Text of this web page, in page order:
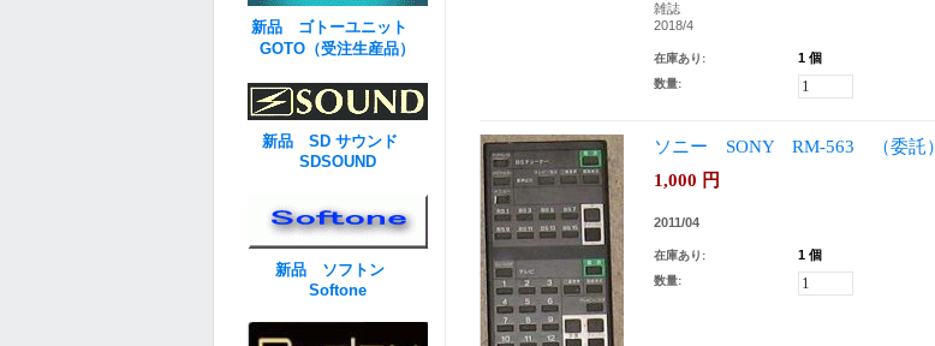
雑誌
2018/4
在庫あり: 1 個
数量:
ソニー SONY RM-563 （委託）
1,000 円
2011/04
在庫あり: 1 個
数量:
新品 ゴトーユニット
GOTO（受注生産品）
新品 SD サウンド
SDSOUND
新品 ソフトン
Softone